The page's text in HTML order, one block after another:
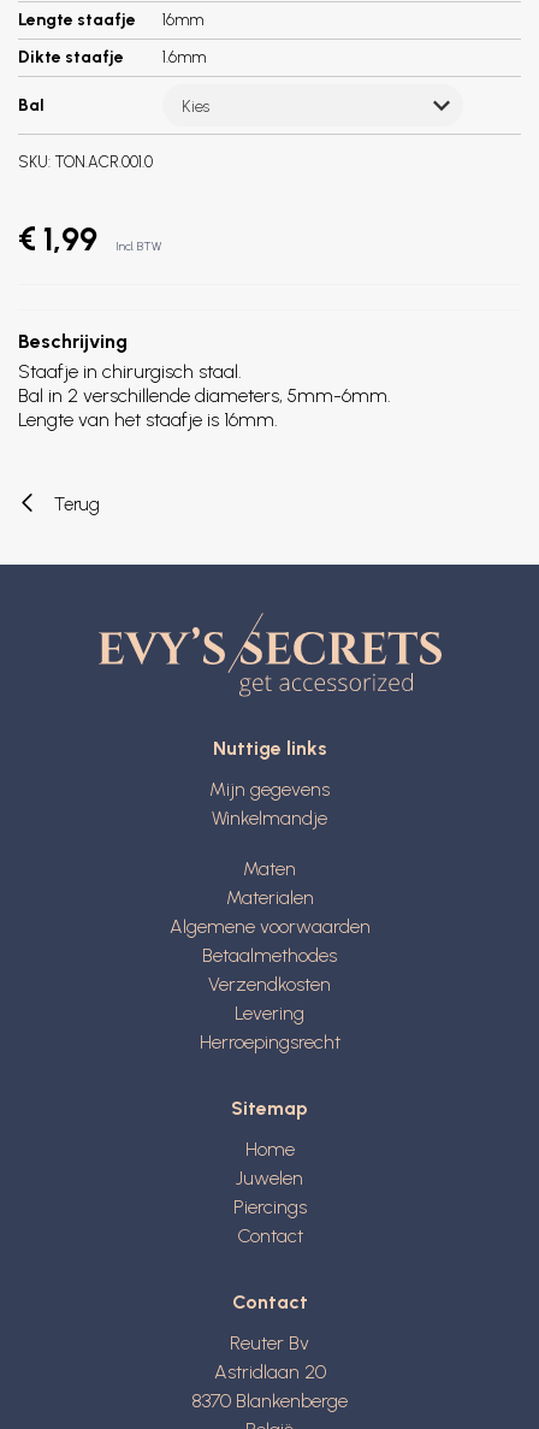
Lengte staafje
16mm
Dikte staafje
1.6mm
Bal Kies
SKU: TON.ACR.001.0
€ 1,99 Incl. BTW
Beschrijving
Staafje in chirurgisch staal.
Bal in 2 verschillende diameters, 5mm-6mm.
Lengte van het staafje is 16mm.
Terug
Nuttige links
Mijn gegevens
Winkelmandje
Maten
Materialen
Algemene voorwaarden
Betaalmethodes
Verzendkosten
Levering
Herroepingsrecht
Sitemap
Home
Juwelen
Piercings
Contact
Contact
Reuter Bv
Astridlaan 20
8370 Blankenberge